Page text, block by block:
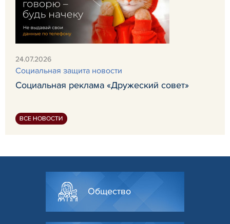
24.07.2026
Социальная защита новости
Социальная реклама «Дружеский совет»
ВСЕ НОВОСТИ
Общество